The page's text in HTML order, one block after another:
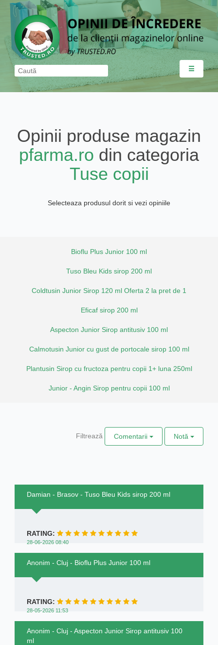
☰
Opinii produse magazin
pfarma.ro din categoria
Tuse copii
Selecteaza produsul dorit si vezi opiniile
Bioflu Plus Junior 100 ml
Tuso Bleu Kids sirop 200 ml
Coldtusin Junior Sirop 120 ml Oferta 2 la pret de 1
Eficaf sirop 200 ml
Aspecton Junior Sirop antitusiv 100 ml
Calmotusin Junior cu gust de portocale sirop 100 ml
Plantusin Sirop cu fructoza pentru copii 1+ luna 250ml
Junior - Angin Sirop pentru copii 100 ml
Filtrează Comentarii Notă
Damian - Brasov - Tuso Bleu Kids sirop 200 ml
RATING:
28-06-2026 08:40
Anonim - Cluj - Bioflu Plus Junior 100 ml
RATING:
28-05-2026 11:53
Anonim - Cluj - Aspecton Junior Sirop antitusiv 100
ml